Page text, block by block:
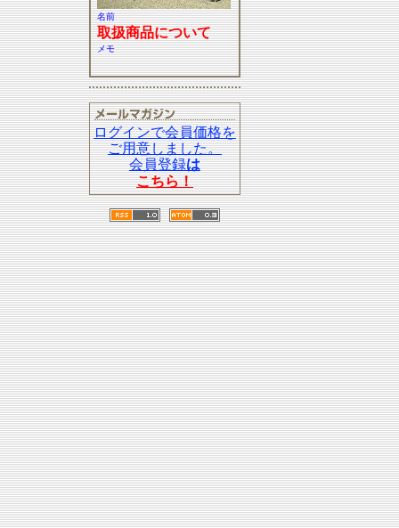
名前
取扱商品について
メモ
ログインで会員価格を
ご用意しました。
会員登録は
こちら！